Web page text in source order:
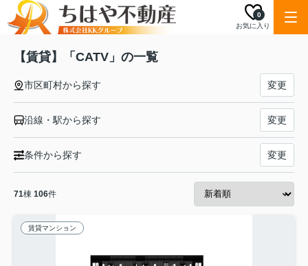
お気に入り
0
【賃貸】「CATV」の一覧
市区町村から探す 変更
沿線・駅から探す 変更
条件から探す 変更
71棟 106件
賃貸マンション